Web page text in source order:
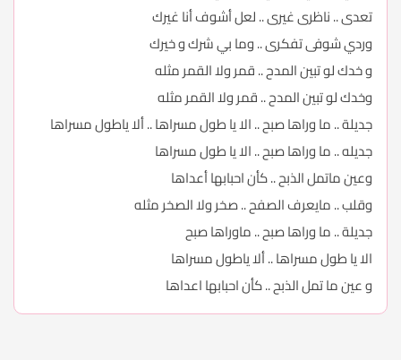
تعدى .. ناظرى غيرى .. لعل أشوف أنا غيرك
وردي شوفى تفكرى .. وما بي شرك و خيرك
و خدك لو تبين المدح .. قمر ولا القمر مثله
وخدك لو تبين المدح .. قمر ولا القمر مثله
جديلة .. ما وراها صبح .. الا يا طول مسراها .. ألا ياطول مسراها
جديله .. ما وراها صبح .. الا يا طول مسراها
وعين ماتمل الذبح .. كأن احبابها أعداها
وقلب .. مايعرف الصفح .. صخر ولا الصخر مثله
جديلة .. ما وراها صبح .. ماوراها صبح
الا يا طول مسراها .. ألا ياطول مسراها
و عين ما تمل الذبح .. كأن احبابها اعداها